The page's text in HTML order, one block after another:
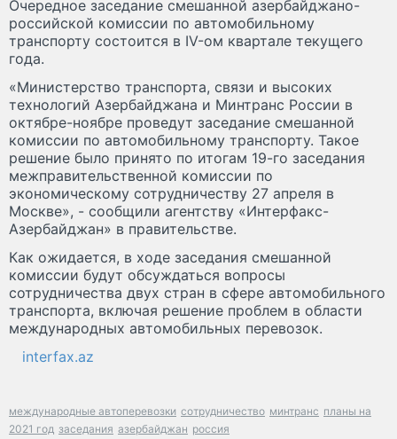
Очередное заседание смешанной азербайджано-
российской комиссии по автомобильному
транспорту состоится в IV-ом квартале текущего
года.
«Министерство транспорта, связи и высоких
технологий Азербайджана и Минтранс России в
октябре-ноябре проведут заседание смешанной
комиссии по автомобильному транспорту. Такое
решение было принято по итогам 19-го заседания
межправительственной комиссии по
экономическому сотрудничеству 27 апреля в
Москве», - сообщили агентству «Интерфакс-
Азербайджан» в правительстве.
Как ожидается, в ходе заседания смешанной
комиссии будут обсуждаться вопросы
сотрудничества двух стран в сфере автомобильного
транспорта, включая решение проблем в области
международных автомобильных перевозок.
interfax.az
международные автоперевозки сотрудничество минтранс планы на
2021 год заседания азербайджан россия